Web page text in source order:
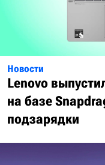
Новости
Lenovo
на базе
подзарядки